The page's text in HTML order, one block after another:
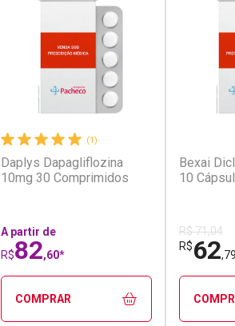
(1)
Daplys Dapagliflozina
10mg 30 Comprimidos
A partir de
R$82,60*
COMPRAR
Bexai
10
R$ 71,04
R$62,79